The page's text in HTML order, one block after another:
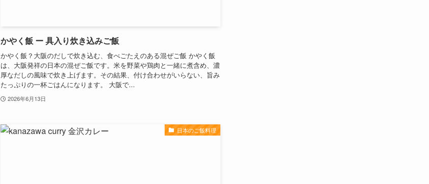
かやく飯 ー 具入り炊き込みご飯
かやく飯？大阪のだしで炊き込む、食べごたえのある混ぜご飯 かやく飯
は、大阪発祥の日本の混ぜご飯です。米を野菜や鶏肉と一緒に煮含め、濃
厚なだしの風味で炊き上げます。その結果、付け合わせがいらない、旨み
たっぷりの一杯ごはんになります。 大阪で...
2026年6月13日
日本のご飯料理